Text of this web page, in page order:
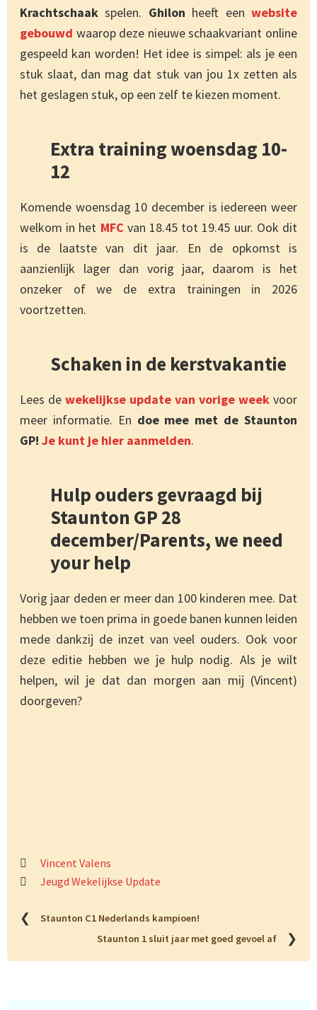
Krachtschaakspelen. Ghilon heeft eenwebsite
gebouwd waarop deze nieuwe schaakvariant online
gespeeld kan worden! Het idee is simpel: als je een
stuk slaat, dan mag dat stuk van jou 1x zetten als
het geslagen stuk, op een zelf te kiezen moment.
Extra training woensdag 10-
12
Komende woensdag 10 december is iedereen weer
welkom in het MFC van 18.45 tot 19.45 uur. Ook dit
is de laatste van dit jaar. En de opkomst is
aanzienlijk lager dan vorig jaar, daarom is het
onzeker of we de extra trainingen in 2026
voortzetten.
Schaken in de kerstvakantie
Lees de wekelijkse update van vorige week voor
meer informatie. En doe mee met de Staunton
GP! Je kunt je hier aanmelden.
Hulp ouders gevraagd bij
Staunton GP 28
december/Parents, we need
your help
Vorig jaar deden er meer dan 100 kinderen mee. Dat
hebben we toen prima in goede banen kunnen leiden
mede dankzij de inzet van veel ouders. Ook voor
deze editie hebben we je hulp nodig. Als je wilt
helpen, wil je dat dan morgen aan mij (Vincent)
doorgeven?
Vincent Valens
Jeugd Wekelijkse Update
❮
Staunton C1 Nederlands kampioen!
Staunton 1 sluit jaar met goed gevoel af
❯